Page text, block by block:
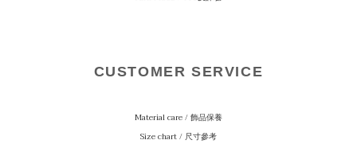
CUSTOMER SERVICE
Material care/ 飾品保養
Size chart / 尺寸參考